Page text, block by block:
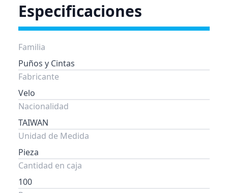
Especificaciones
Familia
Puños y Cintas
Fabricante
Velo
Nacionalidad
TAIWAN
Unidad de Medida
Pieza
Cantidad en caja
100